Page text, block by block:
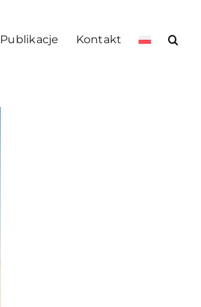
Publikacje Kontakt